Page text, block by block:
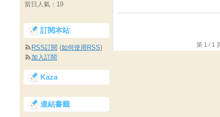
第 1 /
當日人氣： 19
訂閱本站
RSS訂閱 (如何使用RSS)
加入訂閱
Kaza
連結書籤